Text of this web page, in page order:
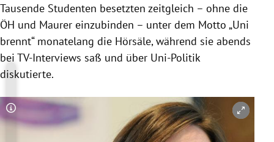
Tausende Studenten besetzten zeitgleich – ohne die
ÖH und Maurer einzubinden – unter dem Motto „Uni
brennt“ monatelang die Hörsäle, während sie abends
bei TV-Interviews saß und über Uni-Politik
diskutierte.
Copyright-Hinweis öffnen/schließen